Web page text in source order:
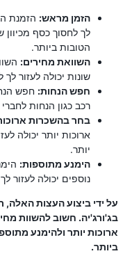
הזמן מראש: הזמנת
לך לחסוך כסף
הטובות ביותר.
השוואת מחירים:
שונות יכולה לעזור
חפש הנחות: חפש
רכב כגון הנחות לחברי AAA או לקשישים.
בחר בהשכרות
ארוכות יותר יכולה
יותר.
הימנע מתוספות:
נוספים יכולה לעזור
על ידי ביצוע העצות
בג'ורג'יה. חשוב להשוות
ארוכות יותר ולהימנע
ביותר.